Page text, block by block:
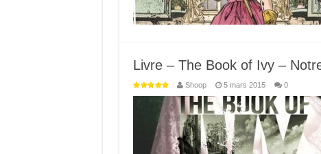
Livre – The Book of Ivy –
Shoop 5 mars 2015 0